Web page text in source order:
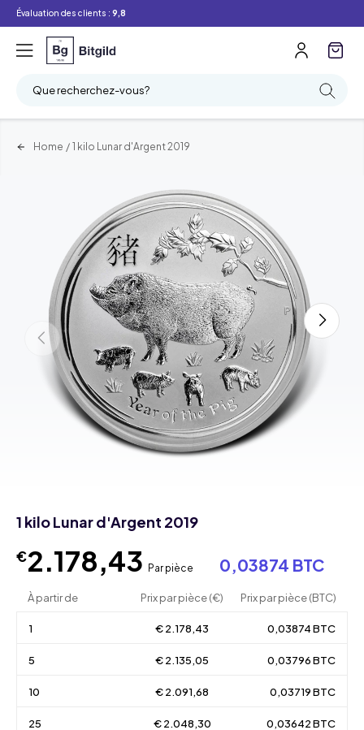
Évaluation des clients : 9,8
Que recherchez-vous?
Home / 1 kilo Lunar d'Argent 2019
1 kilo Lunar d'Argent 2019
€2.178,43 Par pièce 0,03874 BTC
À partir de Prix par pièce (€) Prix par pièce (BTC)
1 € 2.178,43 0,03874 BTC
5 € 2.135,05 0,03796 BTC
10 € 2.091,68 0,03719 BTC
25 € 2.048,30 0,03642 BTC